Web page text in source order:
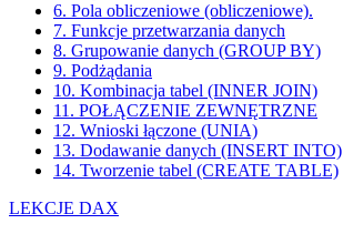
6. Pola obliczeniowe (obliczeniowe).
7. Funkcje przetwarzania danych
8. Grupowanie danych (GROUP BY)
9. Podżądania
10. Kombinacja tabel (INNER JOIN)
11. POŁĄCZENIE ZEWNĘTRZNE
12. Wnioski łączone (UNIA)
13. Dodawanie danych (INSERT INTO)
14. Tworzenie tabel (CREATE TABLE)
LEKCJE DAX